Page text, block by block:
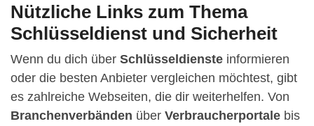
Nützliche Links zum Thema
Schlüsseldienst und Sicherheit
Wenn du dich über Schlüsseldienste informieren
oder die besten Anbieter vergleichen möchtest, gibt
es zahlreiche Webseiten, die dir weiterhelfen. Von
Branchenverbänden über Verbraucherportale bis